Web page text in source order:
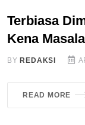
Terbiasa
Kena
BYREDAKSI
READ MORE